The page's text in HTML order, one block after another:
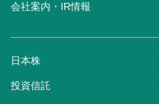
会社案内・IR情報
日本株
投資信託